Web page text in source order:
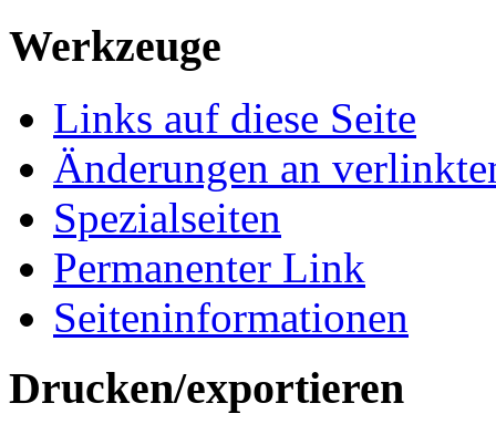
Werkzeuge
Links auf diese Seite
Änderungen an
Spezialseiten
Permanenter Link
Seiten­informationen
Drucken/­exportieren